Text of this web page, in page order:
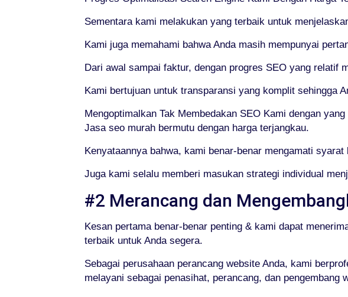
Sementara kami melakukan yang terbaik untuk
Kami juga memahami bahwa Anda masih mempunyai
Dari awal sampai faktur, dengan progres SEO yang relatif
Kami bertujuan untuk transparansi yang komplit sehingga
Mengoptimalkan Tak Membedakan SEO Kami dengan yang
Jasa seo murah bermutu dengan harga terjangkau.
Kenyataannya bahwa, kami benar-benar mengamati syarat
Juga kami selalu memberi masukan strategi individual
#2 Merancang dan
Kesan pertama benar-benar penting & kami dapat
terbaik untuk Anda segera.
Sebagai perusahaan perancang website Anda, kami
melayani sebagai penasihat, perancang, dan pengembang